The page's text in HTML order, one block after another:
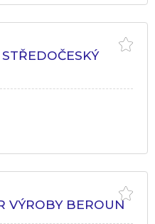
VÝROBY BEROUN